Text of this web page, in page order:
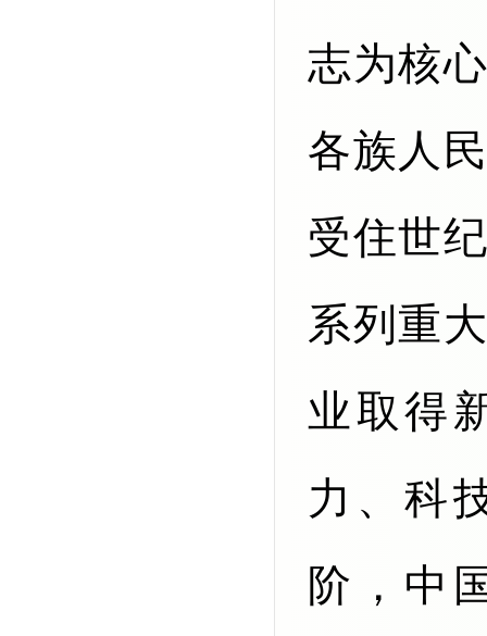
志为核
各族人
受住世
系列重
业取得
力、科
阶，中